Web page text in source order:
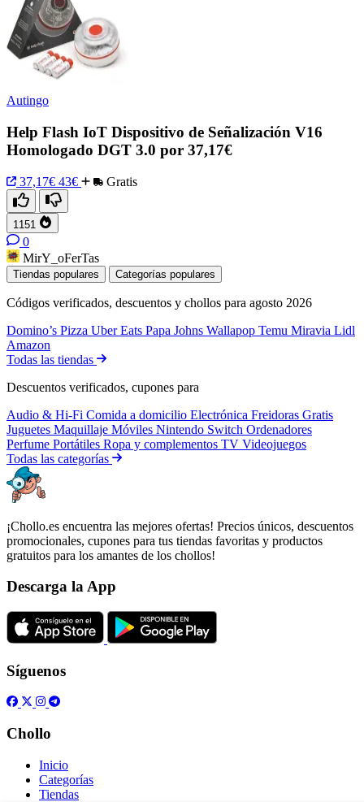
Autingo
Help Flash IoT Dispositivo de Señalización V16
Homologado DGT 3.0 por 37,17€
37,17€ 43€ Gratis
1151
0
MirY_oFerTas
Tiendas populares Categorías populares
Códigos verificados, descuentos y chollos para agosto 2026
Domino’s Pizza Uber Eats Papa Johns Wallapop Temu Miravia Lidl
Amazon
Todas las tiendas
Descuentos verificados, cupones para
Audio & Hi-Fi Comida a domicilio Electrónica Freidoras Gratis
Juguetes Maquillaje Móviles Nintendo Switch Ordenadores
Perfume Portátiles Ropa y complementos TV Videojuegos
Todas las categorías
¡Chollo.es encuentra las mejores ofertas! Precios únicos, descuentos
promocionales, cupones para tus tiendas favoritas y productos
gratuitos para los amantes de los chollos!
Descarga la App
Síguenos
Chollo
Inicio
Categorías
Tiendas